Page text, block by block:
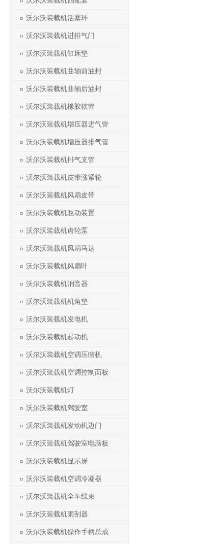
沃尔沃装载机活塞环
沃尔沃装载机进排气门
沃尔沃装载机缸床垫
沃尔沃装载机曲轴前油封
沃尔沃装载机曲轴后油封
沃尔沃装载机橡胶软管
沃尔沃装载机增压器进气管
沃尔沃装载机增压器排气管
沃尔沃装载机排气支管
沃尔沃装载机皮带涨紧轮
沃尔沃装载机风扇皮带
沃尔沃装载机驱动装置
沃尔沃装载机齿轮泵
沃尔沃装载机风扇马达
沃尔沃装载机风扇叶
沃尔沃装载机消音器
沃尔沃装载机机角垫
沃尔沃装载机发电机
沃尔沃装载机起动机
沃尔沃装载机空调压缩机
沃尔沃装载机空调控制面板
沃尔沃装载机灯
沃尔沃装载机驾驶室
沃尔沃装载机发动机边门
沃尔沃装载机驾驶室电脑板
沃尔沃装载机显示屏
沃尔沃装载机空调冷凝器
沃尔沃装载机全车线束
沃尔沃装载机雨刮器
沃尔沃装载机操作手柄总成